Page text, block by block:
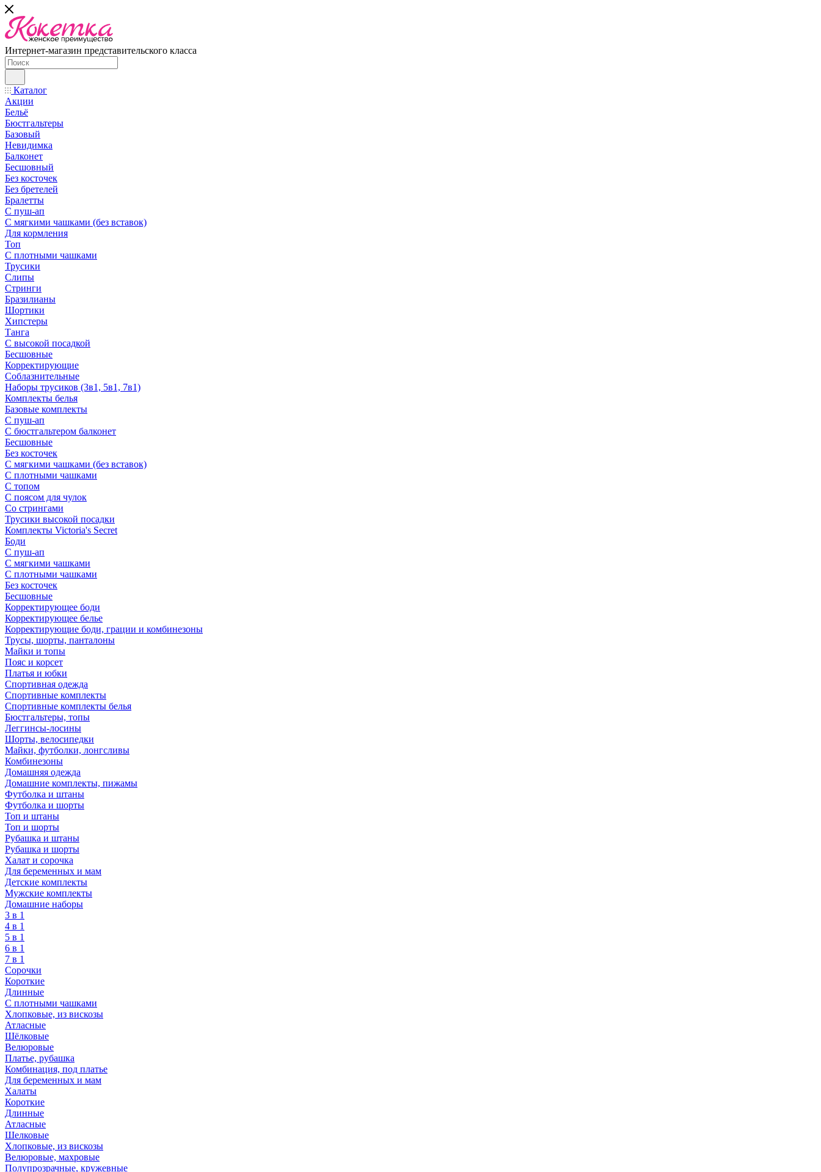
Интернет-магазин представительского класса
Каталог
Акции
Бельё
Бюстгальтеры
Базовый
Невидимка
Балконет
Бесшовный
Без косточек
Без бретелей
Бралетты
С пуш-ап
С мягкими чашками (без вставок)
Для кормления
Топ
С плотными чашками
Трусики
Слипы
Стринги
Бразилианы
Шортики
Хипстеры
Танга
С высокой посадкой
Бесшовные
Корректирующие
Соблазнительные
Наборы трусиков (3в1, 5в1, 7в1)
Комплекты белья
Базовые комплекты
С пуш-ап
С бюстгальтером балконет
Бесшовные
Без косточек
С мягкими чашками (без вставок)
С плотными чашками
С топом
С поясом для чулок
Со стрингами
Трусики высокой посадки
Комплекты Victoria's Secret
Боди
С пуш-ап
С мягкими чашками
С плотными чашками
Без косточек
Бесшовные
Корректирующее боди
Корректирующее белье
Корректирующие боди, грации и комбинезоны
Трусы, шорты, панталоны
Майки и топы
Пояс и корсет
Платья и юбки
Спортивная одежда
Спортивные комплекты
Спортивные комплекты белья
Бюстгальтеры, топы
Леггинсы-лосины
Шорты, велосипедки
Майки, футболки, лонгсливы
Комбинезоны
Домашняя одежда
Домашние комплекты, пижамы
Футболка и штаны
Футболка и шорты
Топ и штаны
Топ и шорты
Рубашка и штаны
Рубашка и шорты
Халат и сорочка
Для беременных и мам
Детские комплекты
Мужские комплекты
Домашние наборы
3 в 1
4 в 1
5 в 1
6 в 1
7 в 1
Сорочки
Короткие
Длинные
С плотными чашками
Хлопковые, из вискозы
Атласные
Шёлковые
Велюровые
Платье, рубашка
Комбинация, под платье
Для беременных и мам
Халаты
Короткие
Длинные
Атласные
Шелковые
Хлопковые, из вискозы
Велюровые, махровые
Полупрозрачные, кружевные